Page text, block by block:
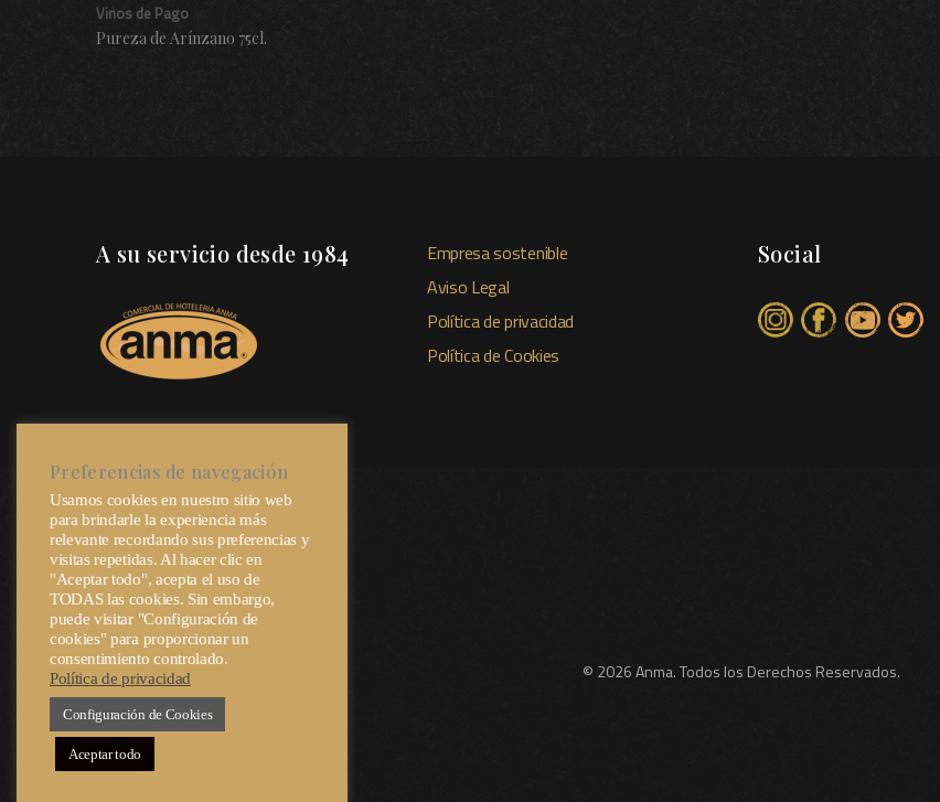
Vinos de Pago
Pureza de Arínzano 75cl.
A su servicio desde 1984
Empresa sostenible
Aviso Legal
Política de privacidad
Política de Cookies
Social
© 2026 Anma. Todos los Derechos Reservados.
Preferencias de navegación
Usamos cookies en nuestro sitio web
para brindarle la experiencia más
relevante recordando sus preferencias y
visitas repetidas. Al hacer clic en
"Aceptar todo", acepta el uso de
TODAS las cookies. Sin embargo,
puede visitar "Configuración de
cookies" para proporcionar un
consentimiento controlado.
Política de privacidad
Configuración de Cookies
Aceptar todo